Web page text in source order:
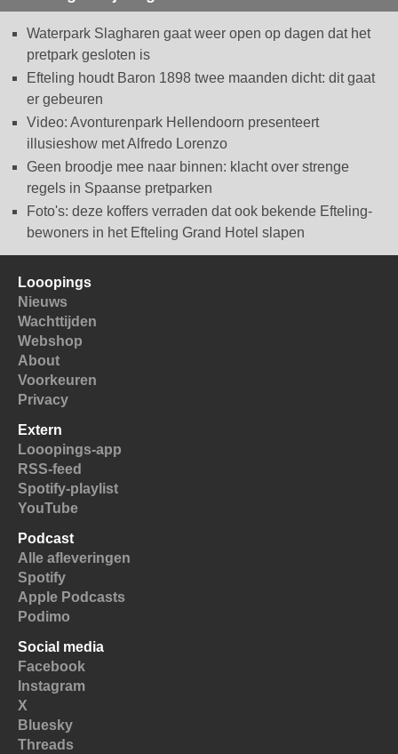
Waterpark Slagharen gaat weer open op dagen dat het
pretpark gesloten is
Efteling houdt Baron 1898 twee maanden dicht: dit gaat
er gebeuren
Video: Avonturenpark Hellendoorn presenteert
illusieshow met Alfredo Lorenzo
Geen broodje mee naar binnen: klacht over strenge
regels in Spaanse pretparken
Foto's: deze koffers verraden dat ook bekende Efteling-
bewoners in het Efteling Grand Hotel slapen
Looopings
Nieuws
Wachttijden
Webshop
About
Voorkeuren
Privacy
Extern
Looopings-app
RSS-feed
Spotify-playlist
YouTube
Podcast
Alle afleveringen
Spotify
Apple Podcasts
Podimo
Social media
Facebook
Instagram
X
Bluesky
Threads